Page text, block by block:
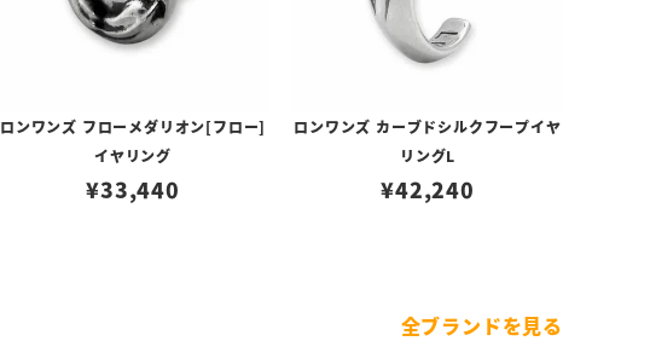
ロンワンズ フローメダリオン[フロー]
イヤリング
¥33,440
ロンワンズ カーブドシルクフープイヤ
リングL
¥42,240
全ブランドを見る